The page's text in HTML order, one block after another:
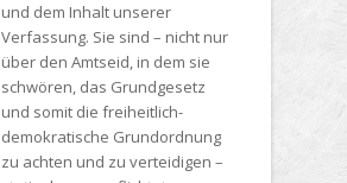
und dem Inhalt unserer
Verfassung. Sie sind – nicht nur
über den Amtseid, in dem sie
schwören, das Grundgesetz
und somit die freiheitlich-
demokratische Grundordnung
zu achten und zu verteidigen –